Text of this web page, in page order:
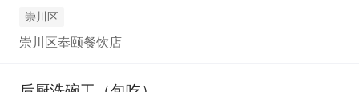
崇川区
崇川区奉颐餐饮店